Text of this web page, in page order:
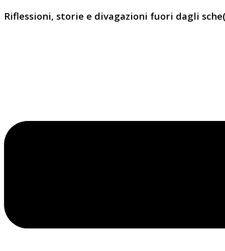
Riflessioni, storie e divagazioni fuori dagli